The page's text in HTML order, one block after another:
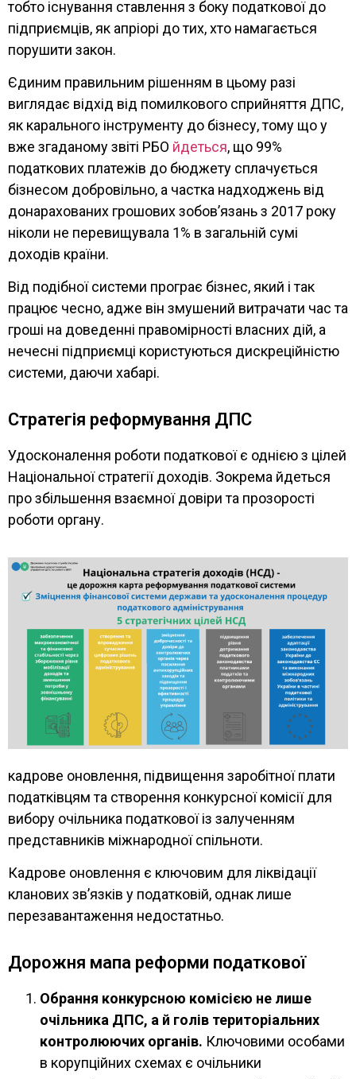
тобто існування ставлення з боку податкової до
підприємців, як апріорі до тих, хто намагається
порушити закон.
Єдиним правильним рішенням в цьому разі
виглядає відхід від помилкового сприйняття ДПС,
як карального інструменту до бізнесу, тому що у
вже згаданому звіті РБО йдеться, що 99%
податкових платежів до бюджету сплачується
бізнесом добровільно, а частка надходжень від
донарахованих грошових зобов’язань з 2017 року
ніколи не перевищувала 1% в загальній сумі
доходів країни.
Від подібної системи програє бізнес, який і так
працює чесно, адже він змушений витрачати час та
гроші на доведенні правомірності власних дій, а
нечесні підприємці користуються дискреційністю
системи, даючи хабарі.
Стратегія реформування ДПС
Удосконалення роботи податкової є однією з цілей
Національної стратегії доходів. Зокрема йдеться
про збільшення взаємної довіри та прозорості
роботи органу.
кадрове оновлення, підвищення заробітної плати
податківцям та створення конкурсної комісії для
вибору очільника податкової із залученням
представників міжнародної спільноти.
Кадрове оновлення є ключовим для ліквідації
кланових звʼязків у податковій, однак лише
перезавантаження недостатньо.
Дорожня мапа реформи податкової
Обрання конкурсною комісією не лише
очільника ДПС, а й голів територіальних
контролюючих органів. Ключовими особами
в корупційних схемах є очільники